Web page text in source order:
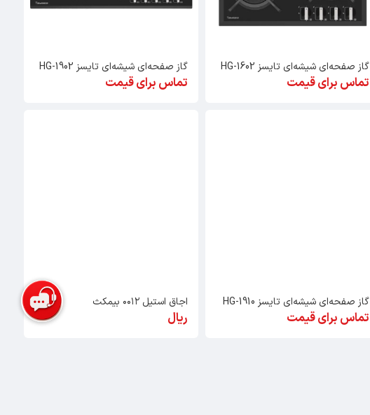
گاز صفحه‌ای شیشه‌ای تایسز HG-1602
تماس برای قیمت
گاز صفحه‌ای شیشه‌ای تایسز HG-1902
تماس برای قیمت
گاز صفحه‌ای شیشه‌ای تایسز HG-1910
تماس برای قیمت
اجاق استیل ۰۰۱۲ بیمکث
ریال